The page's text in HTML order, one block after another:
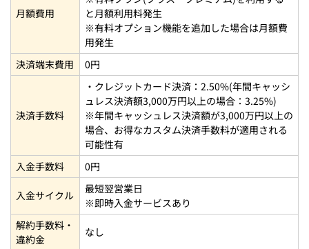
月額費用
と月額利用料発生
※有料オプション機能を追加した場合は月額費
用発生
決済端末費用
0円
決済手数料
・クレジットカード決済：2.50%(年間キャッシ
ュレス決済額3,000万円以上の場合：3.25%)
※年間キャッシュレス決済額が3,000万円以上の
場合、お得なカスタム決済手数料が適用される
可能性有
入金手数料
0円
入金サイクル
最短翌営業日
※即時入金サービスあり
解約手数料・
違約金
なし